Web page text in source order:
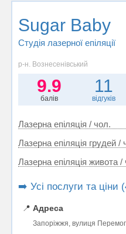
Sugar Baby
Студія лазерної епіляції
р-н. Вознесенівський
9.9
балів
11
відгуків
Лазерна епіляція / чол.
Лазерна епіляція грудей /
Лазерна епіляція живота /
➡️ Усі послуги та ціни
📍 Адреса
Запоріжжя, вулиця